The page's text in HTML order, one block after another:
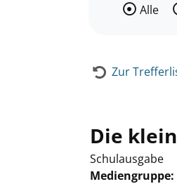
Wählen
Alle
Zur
Die
Schulausgabe
Mediengruppe: